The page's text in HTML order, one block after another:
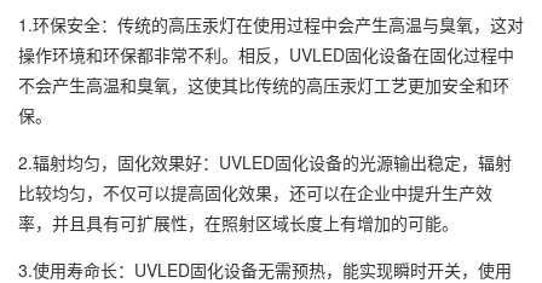
1.环保安全：传统的高压汞灯在使用过程中会产生高温与臭氧，这对
操作环境和环保都非常不利。相反，UVLED固化设备在固化过程中
不会产生高温和臭氧，这使其比传统的高压汞灯工艺更加安全和环
保。
2.辐射均匀，固化效果好：UVLED固化设备的光源输出稳定，辐射
比较均匀，不仅可以提高固化效果，还可以在企业中提升生产效
率，并且具有可扩展性，在照射区域长度上有增加的可能。
3.使用寿命长：UVLED固化设备无需预热，能实现瞬时开关，使用